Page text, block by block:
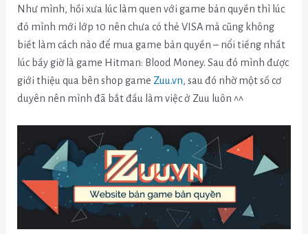
Như mình, hồi xưa lúc làm quen với game bản quyền thì lúc
đó mình mới lớp 10 nên chưa có thẻ VISA mà cũng không
biết làm cách nào để mua game bản quyền – nổi tiếng nhất
lúc bấy giờ là game Hitman: Blood Money. Sau đó mình được
giới thiệu qua bên shop game Zuu.vn, sau đó nhờ một số cơ
duyên nên mình đã bắt đầu làm việc ở Zuu luôn ^^